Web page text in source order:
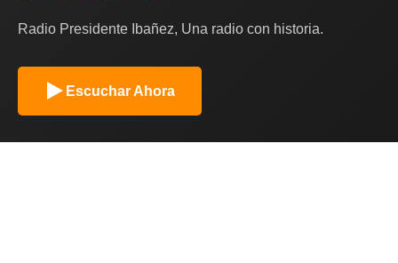
Radio Presidente Ibañez, Una radio con historia.
Escuchar Ahora